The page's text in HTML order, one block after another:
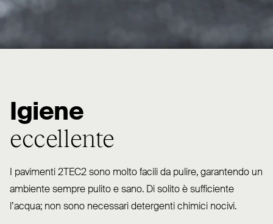
Igiene
eccellente
I pavimenti 2TEC2 sono molto facili da pulire, garantendo un
ambiente sempre pulito e sano. Di solito è suf­ficiente
l’acqua; non sono necessari detergenti chimici nocivi.